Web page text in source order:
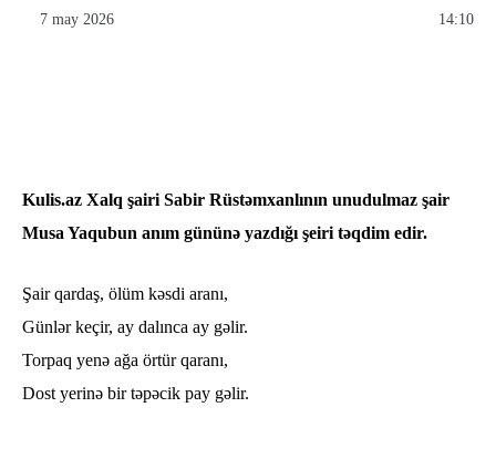
7 may 2026 14:10
Kulis.az Xalq şairi Sabir Rüstəmxanlının unudulmaz şair
Musa Yaqubun anım gününə yazdığı şeiri təqdim edir.
Şair qardaş, ölüm kəsdi aranı,
Günlər keçir, ay dalınca ay gəlir.
Torpaq yenə ağa örtür qaranı,
Dost yerinə bir təpəcik pay gəlir.